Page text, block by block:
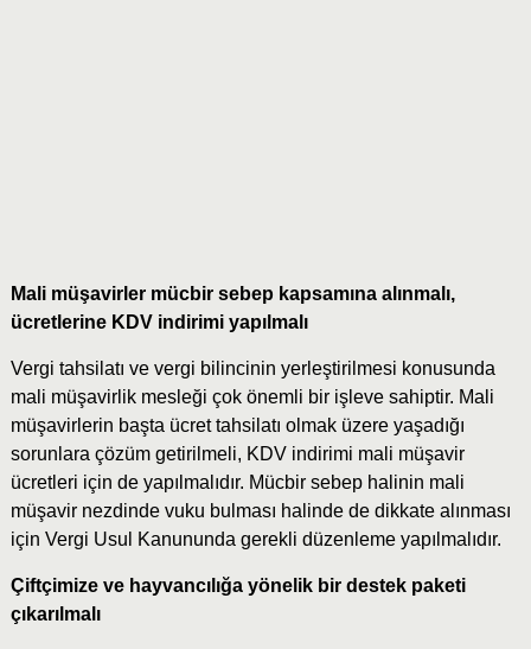
Mali müşavirler mücbir sebep kapsamına alınmalı,
ücretlerine KDV indirimi yapılmalı
Vergi tahsilatı ve vergi bilincinin yerleştirilmesi konusunda
mali müşavirlik mesleği çok önemli bir işleve sahiptir. Mali
müşavirlerin başta ücret tahsilatı olmak üzere yaşadığı
sorunlara çözüm getirilmeli, KDV indirimi mali müşavir
ücretleri için de yapılmalıdır. Mücbir sebep halinin mali
müşavir nezdinde vuku bulması halinde de dikkate alınması
için Vergi Usul Kanununda gerekli düzenleme yapılmalıdır.
Çiftçimize ve hayvancılığa yönelik bir destek paketi
çıkarılmalı